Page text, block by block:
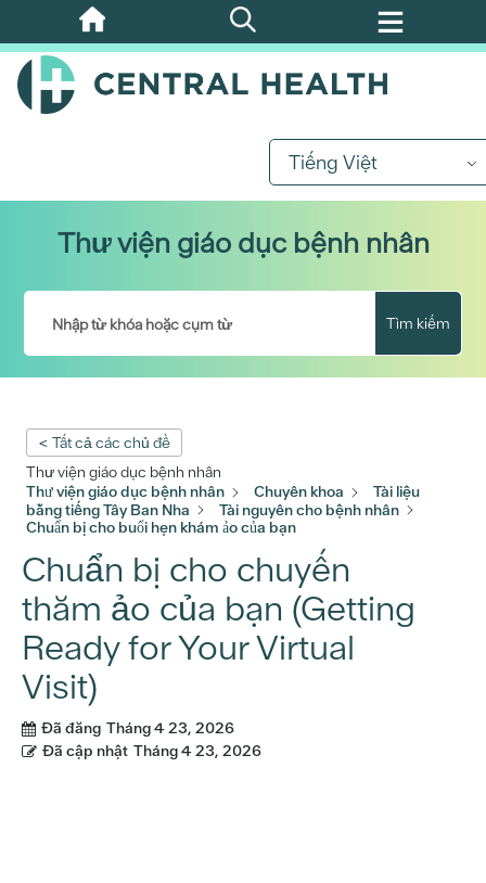
Bỏ
qua
nội
Tiếng Việt
Thư viện giáo dục bệnh nhân
Tìm kiếm
< Tất cả các chủ đề
Thư viện giáo dục bệnh nhân
Thư viện giáo dục bệnh nhân
Chuyên khoa
Tài liệu
bằng tiếng Tây Ban Nha
Tài nguyên cho bệnh nhân
Chuẩn bị cho buổi hẹn khám ảo của bạn
Chuẩn bị cho chuyến
thăm ảo của bạn (Getting
Ready for Your Virtual
Visit)
Đã đăng Tháng 4 23, 2026
Đã cập nhật Tháng 4 23, 2026